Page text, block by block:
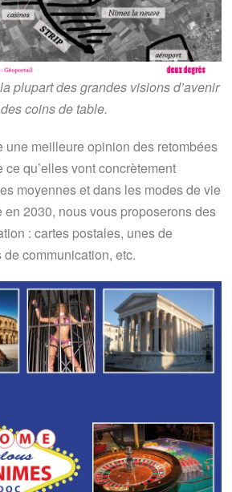
plupart des grandes visions d’avenir
coins de table.
une meilleure opinion des retombées
qu’elles vont concrètement
moyennes et dans les modes de vie
2030, nous vous proposerons des
: cartes postales, unes de
communication, etc.